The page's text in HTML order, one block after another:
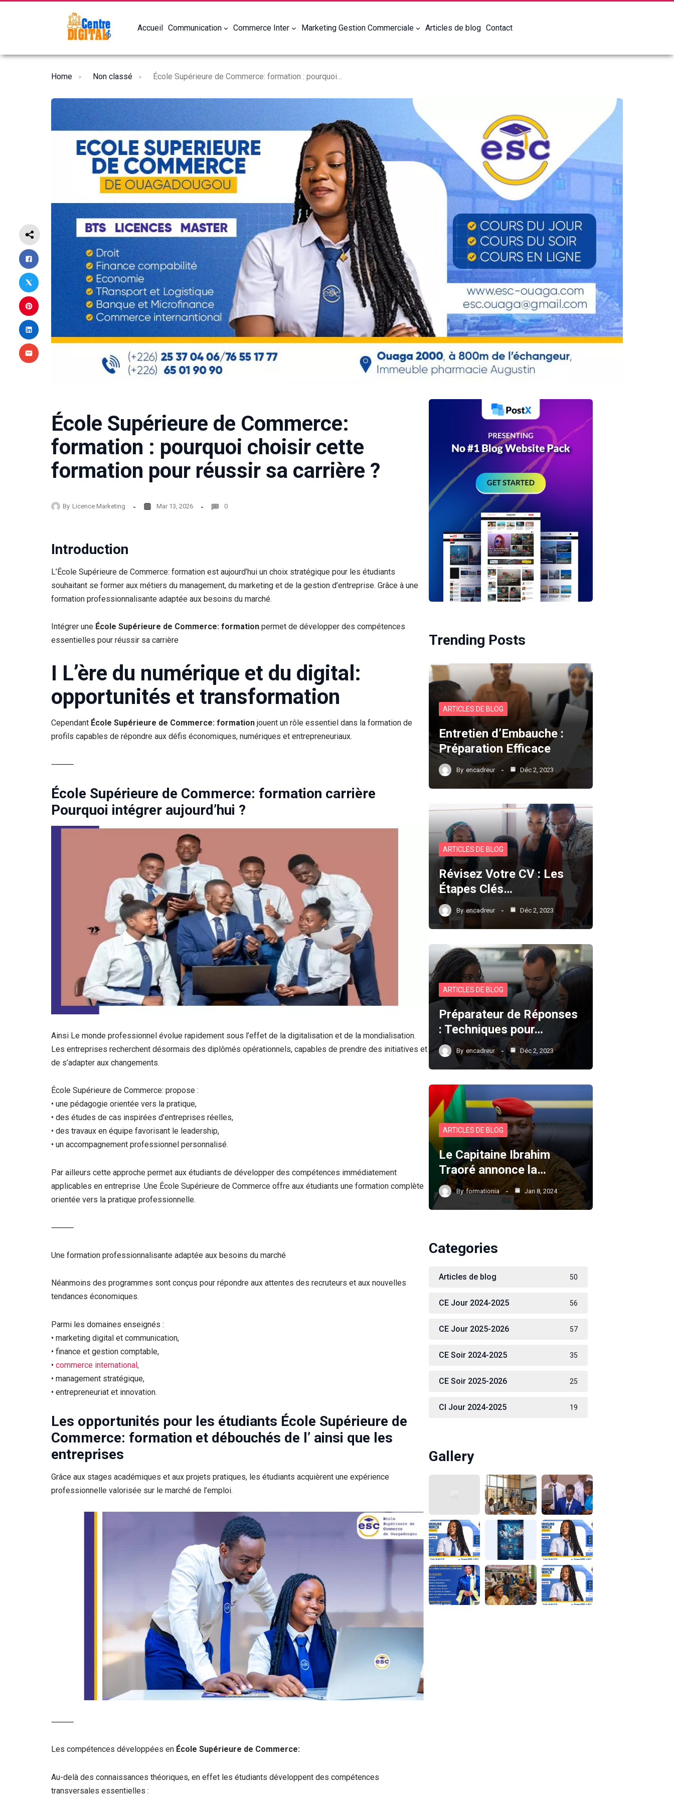
Accueil Communication Commerce Inter Marketing Gestion Commerciale Articles de blog Contact
Home Non classé
École Supérieure de Commerce:
formation : pourquoi choisir cette
formation pour réussir sa carrière ?
By Licence Marketing Mar 13, 2026 0
Introduction
L’École Supérieure de Commerce: formation est aujourd’hui un choix stratégique pour les étudiants
souhaitant se former aux métiers du management, du marketing et de la gestion d’entreprise. Grâce à une
formation professionnalisante adaptée aux besoins du marché.
Intégrer une École Supérieure de Commerce: formation permet de développer des compétences
essentielles pour réussir sa carrière
I L’ère du numérique et du digital:
opportunités et transformation
Cependant École Supérieure de Commerce: formation jouent un rôle essentiel dans la formation de
profils capables de répondre aux défis économiques, numériques et entrepreneuriaux.
⸻
École Supérieure de Commerce: formation carrière
Pourquoi intégrer aujourd’hui ?
Ainsi Le monde professionnel évolue rapidement sous l’effet de la digitalisation et de la mondialisation.
Les entreprises recherchent désormais des diplômés opérationnels, capables de prendre des initiatives et
de s’adapter aux changements.
École Supérieure de Commerce: propose :
• une pédagogie orientée vers la pratique,
• des études de cas inspirées d’entreprises réelles,
• des travaux en équipe favorisant le leadership,
• un accompagnement professionnel personnalisé.
Par ailleurs cette approche permet aux étudiants de développer des compétences immédiatement
applicables en entreprise .Une École Supérieure de Commerce offre aux étudiants une formation complète
orientée vers la pratique professionnelle.
⸻
Une formation professionnalisante adaptée aux besoins du marché
Néanmoins des programmes sont conçus pour répondre aux attentes des recruteurs et aux nouvelles
tendances économiques.
Parmi les domaines enseignés :
• marketing digital et communication,
• finance et gestion comptable,
• commerce international,
• management stratégique,
• entrepreneuriat et innovation.
Les opportunités pour les étudiants École Supérieure de
Commerce: formation et débouchés de l’ ainsi que les
entreprises
Grâce aux stages académiques et aux projets pratiques, les étudiants acquièrent une expérience
professionnelle valorisée sur le marché de l’emploi.
⸻
Les compétences développées en École Supérieure de Commerce:
Au-delà des connaissances théoriques, en effet les étudiants développent des compétences
transversales essentielles :
Trending Posts
ARTICLES DE BLOG
Entretien d’Embauche :
Préparation Efficace
By encadreur Déc 2, 2023
ARTICLES DE BLOG
Révisez Votre CV : Les
Étapes Clés…
By encadreur Déc 2, 2023
ARTICLES DE BLOG
Préparateur de Réponses
: Techniques pour…
By encadreur Déc 2, 2023
ARTICLES DE BLOG
Le Capitaine Ibrahim
Traoré annonce la…
By formationia Jan 8, 2024
Categories
Articles de blog 50
CE Jour 2024-2025 56
CE Jour 2025-2026 57
CE Soir 2024-2025 35
CE Soir 2025-2026 25
CI Jour 2024-2025 19
Gallery